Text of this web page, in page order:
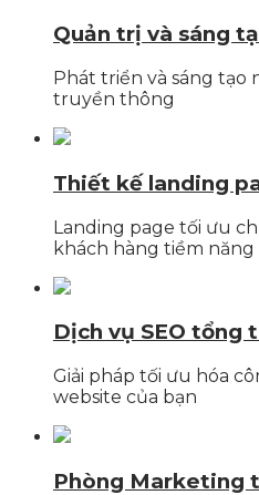
Quản trị và sáng
Phát triển và sáng tạo
truyền thông
Thiết kế landing
Landing page tối ưu
khách hàng tiềm năng
Dịch vụ SEO tổng
Giải pháp tối ưu hóa
website của bạn
Phòng Marketing